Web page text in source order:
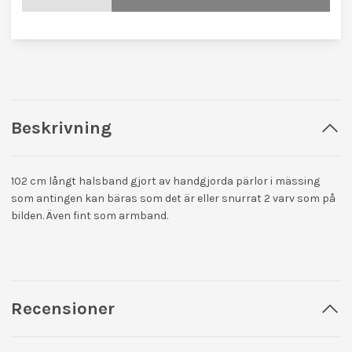
Beskrivning
102 cm långt halsband gjort av handgjorda pärlor i mässing
som antingen kan bäras som det är eller snurrat 2 varv som på
bilden. Även fint som armband.
Recensioner